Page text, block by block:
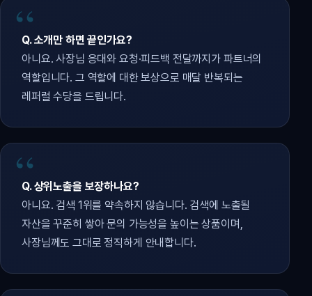
Q. 소개만 하면 끝인가요?
아니요. 사장님 응대와 요청·피드백 전달까지가 파트너의
역할입니다. 그 역할에 대한 보상으로 매달 반복되는
레퍼럴 수당을 드립니다.
Q. 상위노출을 보장하나요?
아니요. 검색 1위를 약속하지 않습니다. 검색에 노출될
자산을 꾸준히 쌓아 문의 가능성을 높이는 상품이며,
사장님께도 그대로 정직하게 안내합니다.